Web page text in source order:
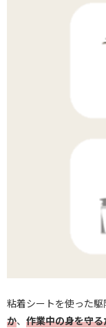
粘着シートを使った駆
か、 作業中の身を守